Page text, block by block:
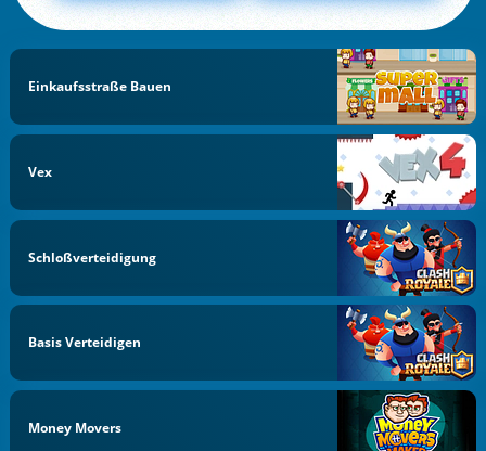
Einkaufsstraße Bauen
Vex
Schloßverteidigung
Basis Verteidigen
Money Movers